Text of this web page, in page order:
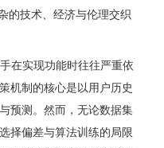
的技术、经济与伦理交织
在实现功能时往往严重依
机制的核心是以用户历史
预测。然而，无论数据集
择偏差与算法训练的局限